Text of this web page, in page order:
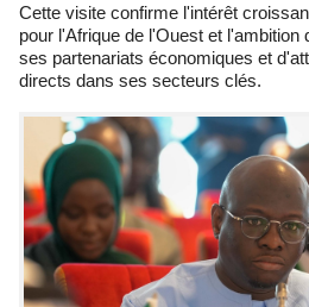
Cette visite confirme l'intérêt
pour l'Afrique de l'Ouest et l'ambition
ses partenariats économiques et
directs dans ses secteurs clés.